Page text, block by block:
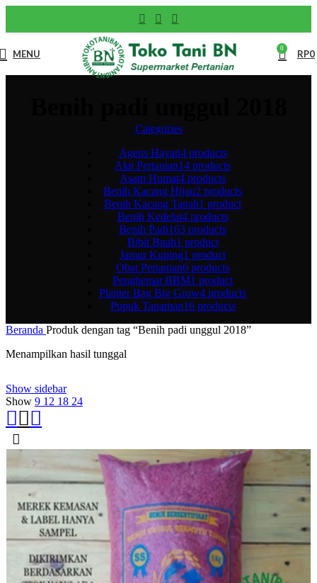
MENU 0 RP0
Categories
Agens Hayati4 products
Alat Pertanian14 products
Asam Humat4 products
Benih Kacang Hijau2 products
Benih Kacang Tanah1 product
Benih Kedelai4 products
Benih Padi163 products
Bibit Buah1 product
Jamur Kuping1 product
Obat Pertanian6 products
Penghemat BBM1 product
Planter Bag Big Grow4 products
Pupuk Tanaman16 products
Beranda Produk dengan tag “Benih padi unggul 2018”
Menampilkan hasil tunggal
Show sidebar
Show 9 12 18 24